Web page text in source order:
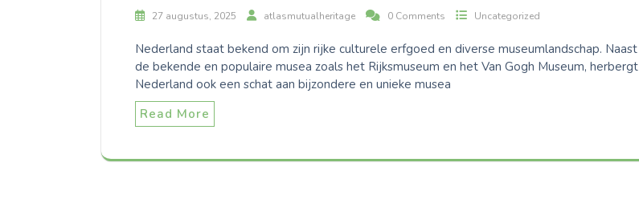
27 augustus, 2025 atlasmutualheritage 0 Comments Uncategorized
Nederland staat bekend om zijn rijke culturele erfgoed en diverse museumlandschap. Naast
de bekende en populaire musea zoals het Rijksmuseum en het Van Gogh Museum, herbergt
Nederland ook een schat aan bijzondere en unieke musea
Read More